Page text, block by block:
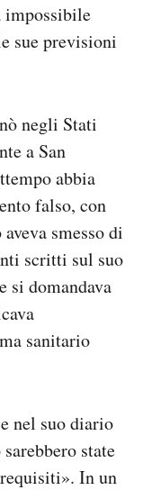
impossibile
sue previsioni
negli Stati
a San
abbia
falso, con
smesso di
scritti sul suo
si domandava
sanitario
nel suo diario
state
In un